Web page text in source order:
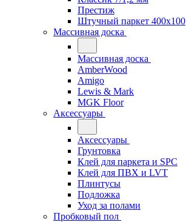
Престиж
Штучный паркет 400x100
Массивная доска
Массивная доска
AmberWood
Amigo
Lewis & Mark
MGK Floor
Аксессуары
Аксессуары
Грунтовка
Клей для паркета и SPC
Клей для ПВХ и LVT
Плинтусы
Подложка
Уход за полами
Пробковый пол